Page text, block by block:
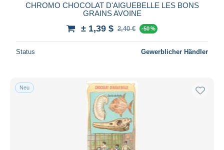
CHROMO CHOCOLAT D'AIGUEBELLE LES BONS
GRAINS AVOINE
± 1,39 $ 2,40 € -50 %
Status Gewerblicher Händler
Neu